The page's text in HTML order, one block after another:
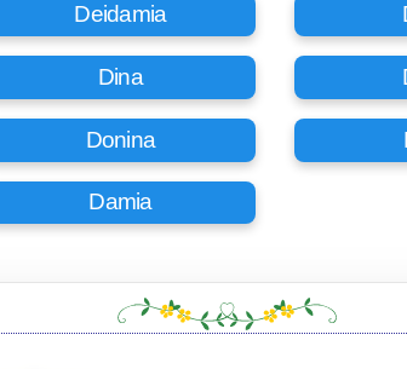
Deidamia
Dina
Donina
Damia